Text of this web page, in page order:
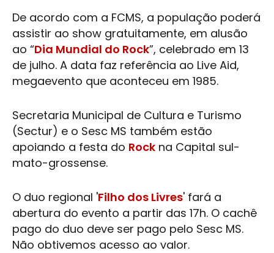
De acordo com a FCMS, a população poderá
assistir ao show gratuitamente, em alusão
ao “Dia Mundial do Rock”, celebrado em 13
de julho. A data faz referência ao Live Aid,
megaevento que aconteceu em 1985.
Secretaria Municipal de Cultura e Turismo
(Sectur) e o Sesc MS também estão
apoiando a festa do Rock na Capital sul-
mato-grossense.
O duo regional 'Filho dos Livres' fará a
abertura do evento a partir das 17h. O cachê
pago do duo deve ser pago pelo Sesc MS.
Não obtivemos acesso ao valor.